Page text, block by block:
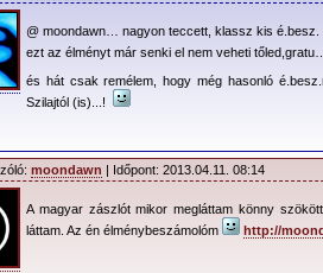
@ moondawn… nagyon teccett, klassz kis é.besz.
ezt az élményt már senki el nem veheti
és hát csak remélem, hogy még hasonló
Szilajtól (is)...!
moondawn | Időpont: 2013.04.11. 08:14
A magyar zászlót mikor megláttam könny
láttam. Az én élménybeszámolóm
http://